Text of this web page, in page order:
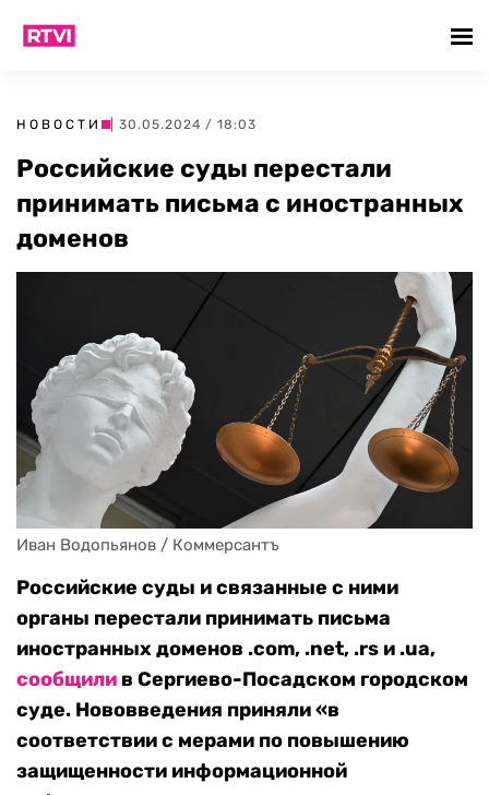
НОВОСТИ | 30.05.2024 / 18:03
Российские суды перестали
принимать письма с иностранных
доменов
Иван Водопьянов / Коммерсантъ
Российские суды и связанные с ними
органы перестали принимать письма
иностранных доменов .com, .net, .rs и .ua,
сообщили в Сергиево-Посадском городском
суде. Нововведения приняли «в
соответствии с мерами по повышению
защищенности информационной